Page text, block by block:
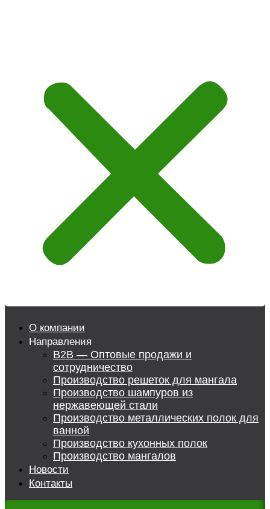
О компании
Направления
B2B — Оптовые продажи и
сотрудничество
Производство решеток для мангала
Производство шампуров из
нержавеющей стали
Производство металлических полок для
ванной
Производство кухонных полок
Производство мангалов
Новости
Контакты